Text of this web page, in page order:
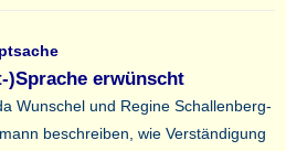
)Sprache erwünscht
Wunschel und Regine Schallenberg-
beschreiben, wie Verständigung